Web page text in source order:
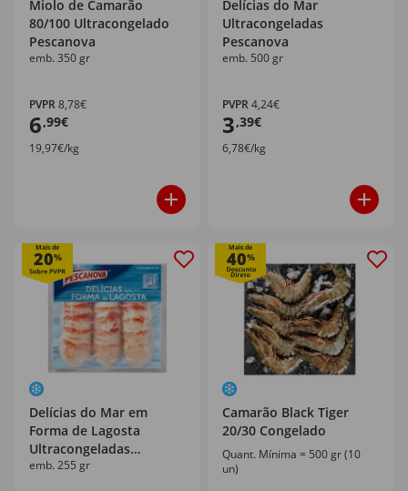
Miolo de Camarão
80/100 Ultracongelado
Pescanova
emb. 350 gr
PVPR8,78€
6,99€
19,97€/kg
Delícias do Mar
Ultracongeladas
Pescanova
emb. 500 gr
PVPR4,24€
3,39€
6,78€/kg
Mais de
20%
Delícias do Mar em
Forma de Lagosta
Ultracongeladas
Pescanova
emb. 255 gr
Mais de
40%
Camarão Black Tiger
20/30 Congelado
Quant. Mínima = 500 gr (10
un)